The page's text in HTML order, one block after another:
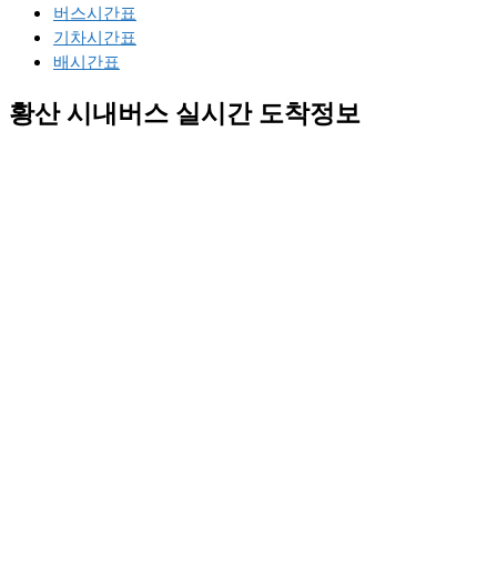
버스시간표
기차시간표
배시간표
황산 시내버스 실시간 도착정보